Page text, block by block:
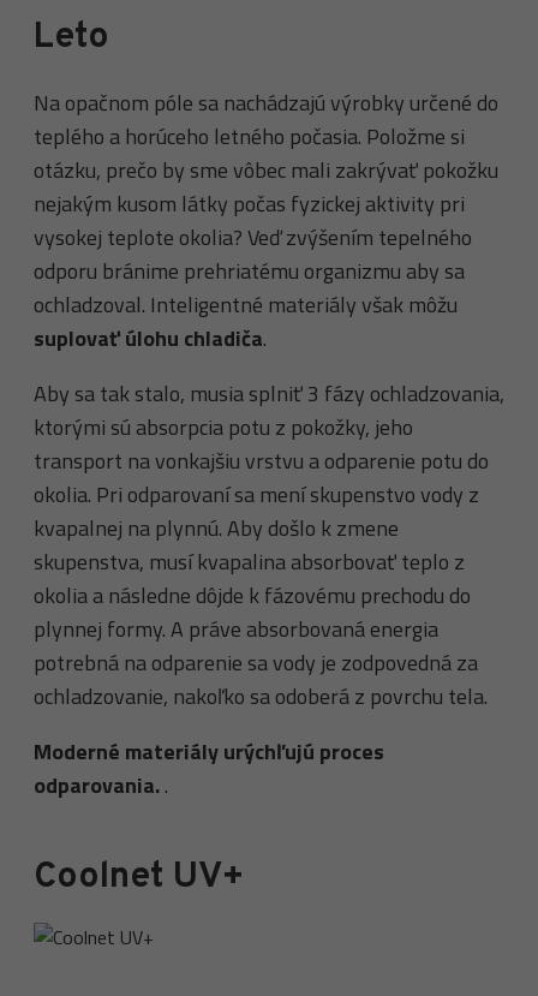
Leto
Na opačnom póle sa nachádzajú výrobky určené do
teplého a horúceho letného počasia. Položme si
otázku, prečo by sme vôbec mali zakrývať pokožku
nejakým kusom látky počas fyzickej aktivity pri
vysokej teplote okolia? Veď zvýšením tepelného
odporu bránime prehriatému organizmu aby sa
ochladzoval. Inteligentné materiály však môžu
suplovať úlohu chladiča.
Aby sa tak stalo, musia splniť 3 fázy ochladzovania,
ktorými sú absorpcia potu z pokožky, jeho
transport na vonkajšiu vrstvu a odparenie potu do
okolia. Pri odparovaní sa mení skupenstvo vody z
kvapalnej na plynnú. Aby došlo k zmene
skupenstva, musí kvapalina absorbovať teplo z
okolia a následne dôjde k fázovému prechodu do
plynnej formy. A práve absorbovaná energia
potrebná na odparenie sa vody je zodpovedná za
ochladzovanie, nakoľko sa odoberá z povrchu tela.
Moderné materiály urýchľujú proces
odparovania..
Coolnet UV+